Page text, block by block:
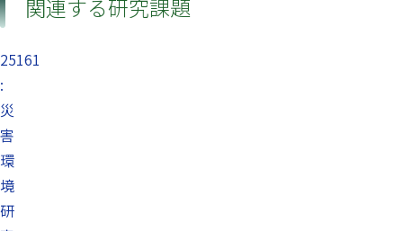
関連する研究課題
25161
:
災
害
環
境
研